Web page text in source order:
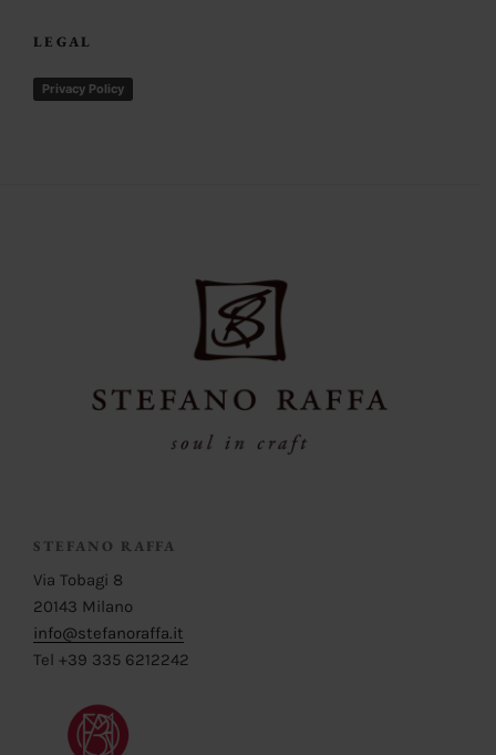
LEGAL
Privacy Policy
STEFANO RAFFA
Via Tobagi 8
20143 Milano
info@stefanoraffa.it
Tel +39 335 6212242